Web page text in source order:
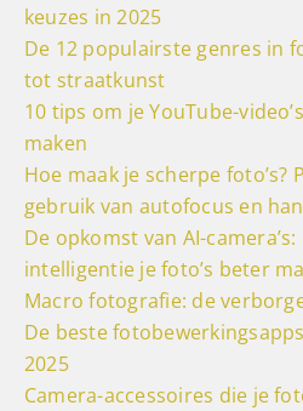
keuzes in 2025
De 12 populairste genres in
tot straatkunst
10 tips om je YouTube-
maken
Hoe maak je scherpe
gebruik van autofocus en
De opkomst van AI-
intelligentie je foto’s beter
Macro fotografie: de
De beste
2025
Camera-accessoires die je